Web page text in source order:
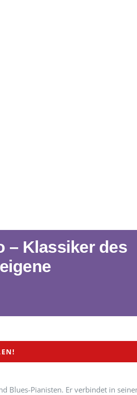
– Klassiker des
Blues-Pianisten. Er verbindet in